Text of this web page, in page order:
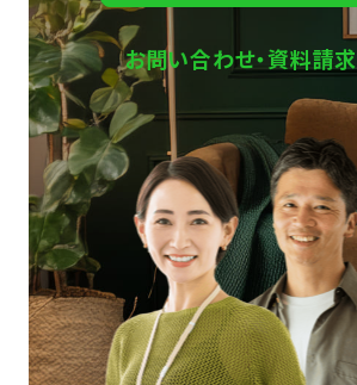
お問い合わせ・資料請求